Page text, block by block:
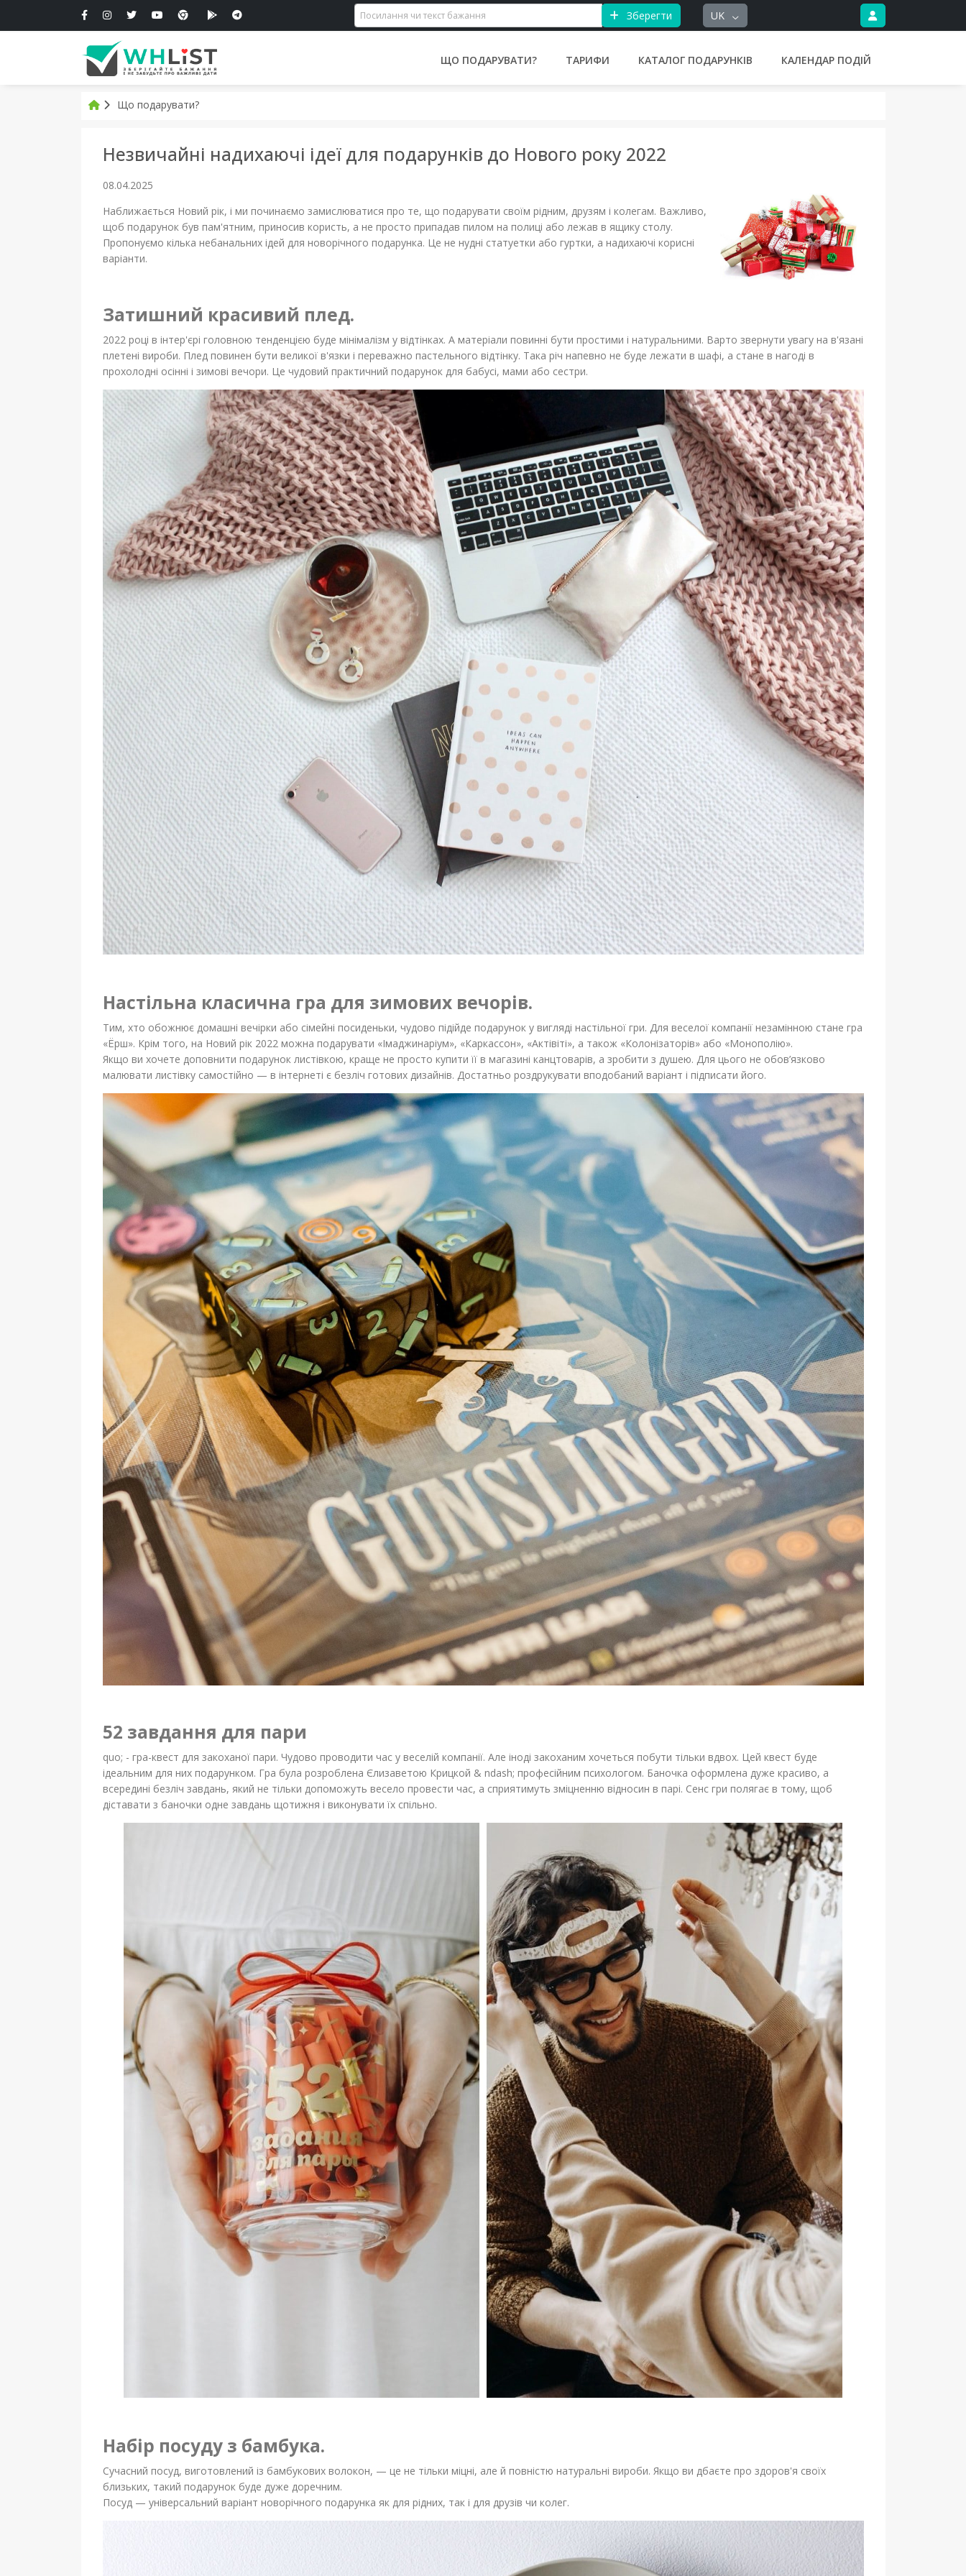
Зберегти UK
ЩО ПОДАРУВАТИ? ТАРИФИ КАТАЛОГ ПОДАРУНКІВ КАЛЕНДАР ПОДІЙ
Що подарувати?
Незвичайні надихаючі ідеї для подарунків до Нового року 2022
08.04.2025
Наближається Новий рік, і ми починаємо замислюватися про те, що подарувати своїм рідним, друзям і колегам. Важливо,
щоб подарунок був пам'ятним, приносив користь, а не просто припадав пилом на полиці або лежав в ящику столу.
Пропонуємо кілька небанальних ідей для новорічного подарунка. Це не нудні статуетки або гуртки, а надихаючі корисні
варіанти.
Затишний красивий плед.
2022 році в інтер'єрі головною тенденцією буде мінімалізм у відтінках. А матеріали повинні бути простими і натуральними. Варто звернути увагу на в'язані
плетені вироби. Плед повинен бути великої в'язки і переважно пастельного відтінку. Така річ напевно не буде лежати в шафі, а стане в нагоді в
прохолодні осінні і зимові вечори. Це чудовий практичний подарунок для бабусі, мами або сестри.
Настільна класична гра для зимових вечорів.
Тим, хто обожнює домашні вечірки або сімейні посиденьки, чудово підійде подарунок у вигляді настільної гри. Для веселої компанії незамінною стане гра
«Ёрш». Крім того, на Новий рік 2022 можна подарувати «Імаджинаріум», «Каркассон», «Актівіті», а також «Колонізаторів» або «Монополію».
Якщо ви хочете доповнити подарунок листівкою, краще не просто купити її в магазині канцтоварів, а зробити з душею. Для цього не обов’язково
малювати листівку самостійно — в інтернеті є безліч готових дизайнів. Достатньо роздрукувати вподобаний варіант і підписати його.
52 завдання для пари
quo; - гра-квест для закоханої пари. Чудово проводити час у веселій компанії. Але іноді закоханим хочеться побути тільки вдвох. Цей квест буде
ідеальним для них подарунком. Гра була розроблена Єлизаветою Крицкой & ndash; професійним психологом. Баночка оформлена дуже красиво, а
всередині безліч завдань, який не тільки допоможуть весело провести час, а сприятимуть зміцненню відносин в парі. Сенс гри полягає в тому, щоб
діставати з баночки одне завдань щотижня і виконувати їх спільно.
Набір посуду з бамбука.
Сучасний посуд, виготовлений із бамбукових волокон, — це не тільки міцні, але й повністю натуральні вироби. Якщо ви дбаєте про здоров'я своїх
близьких, такий подарунок буде дуже доречним.
Посуд — універсальний варіант новорічного подарунка як для рідних, так і для друзів чи колег.